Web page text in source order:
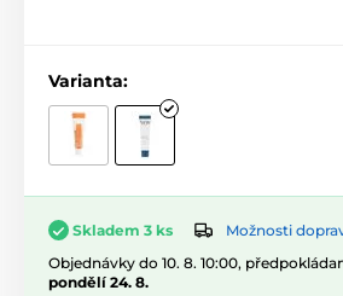
Varianta:
Skladem 3 ks
Možnosti
Objednávky do 10. 8. 10:00,
pondělí 24. 8.